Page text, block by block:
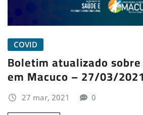
COVID
Boletim atualizado sobre
em Macuco – 27/03/2021
27 mar, 2021 0